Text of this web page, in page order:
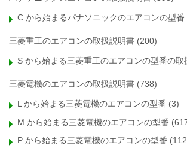
C から始まるパナソニックのエアコンの型番
三菱重工のエアコンの取扱説明書 (200)
S から始まる三菱重工のエアコンの型番の取
三菱電機のエアコンの取扱説明書 (738)
L から始まる三菱電機のエアコンの型番 (3)
M から始まる三菱電機のエアコンの型番
P から始まる三菱電機のエアコンの型番